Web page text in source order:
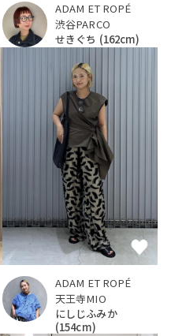
ADAM ET ROPÉ
渋谷PARCO
せきぐち (162cm)
ADAM ET ROPÉ
天王寺MIO
にしじふみか
(154cm)